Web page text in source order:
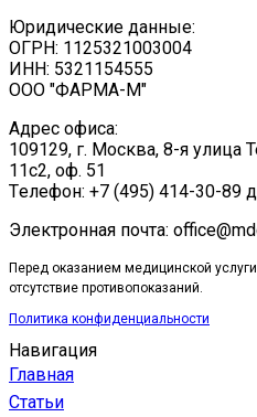
Юридические данные:
ОГРН: 1125321003004
ИНН: 5321154555
ООО "ФАРМА-М"
Адрес офиса:
109129, г. Москва, ​8-я улица
11с2, оф. 51
Tелефон: +7 (495) 414-30-89
Электронная почта:
Перед оказанием медицинской
отсутствие противопоказаний.
Политика конфиденциальности
Навигация
Главная
Статьи